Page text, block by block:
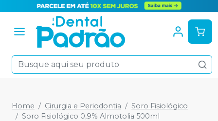
Home Cirurgia e Periodontia
Soro Fisiológico
Soro Fisiológico 0,9% Almotolia 500ml